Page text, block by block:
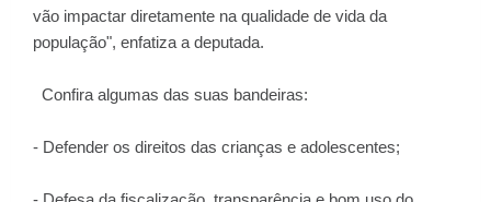
vão impactar diretamente na qualidade de vida da
população", enfatiza a deputada.
Confira algumas das suas bandeiras:
- Defender os direitos das crianças e adolescentes;